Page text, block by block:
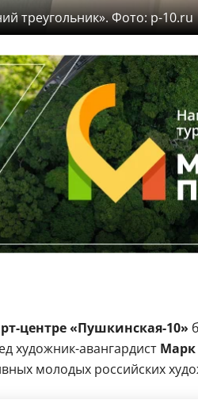
треугольник». Фото: p-10.ru
центре «Пушкинская-10»
художник-авангардист Марк
молодых российских